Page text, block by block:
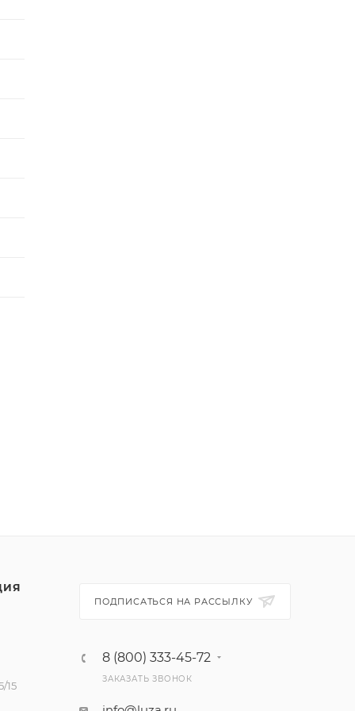
15
ПОДПИСАТЬСЯ НА РАССЫЛКУ
8 (800) 333-45-72
ЗАКАЗАТЬ ЗВОНОК